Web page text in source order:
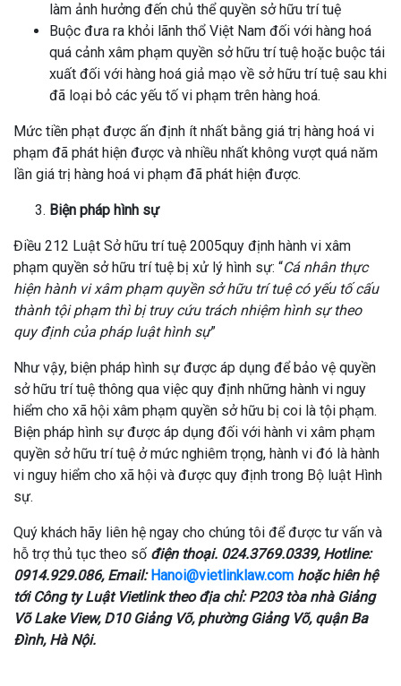
làm ảnh hưởng đến chủ thể quyền sở hữu trí tuệ
Buộc đưa ra khỏi lãnh thổ Việt Nam đối với hàng hoá
quá cảnh xâm phạm quyền sở hữu trí tuệ hoặc buộc tái
xuất đối với hàng hoá giả mạo về sở hữu trí tuệ sau khi
đã loại bỏ các yếu tố vi phạm trên hàng hoá.
Mức tiền phạt được ấn định ít nhất bằng giá trị hàng hoá vi
phạm đã phát hiện được và nhiều nhất không vượt quá năm
lần giá trị hàng hoá vi phạm đã phát hiện được.
Biện pháp hình sự
Điều 212 Luật Sở hữu trí tuệ 2005quy định hành vi xâm
phạm quyền sở hữu trí tuệ bị xử lý hình sự: “Cá nhân thực
hiện hành vi xâm phạm quyền sở hữu trí tuệ có yếu tố cấu
thành tội phạm thì bị truy cứu trách nhiệm hình sự theo
quy định của pháp luật hình sự”
Như vậy, biện pháp hình sự được áp dụng để bảo vệ quyền
sở hữu trí tuệ thông qua việc quy định những hành vi nguy
hiểm cho xã hội xâm phạm quyền sở hữu bị coi là tội phạm.
Biện pháp hình sự được áp dụng đối với hành vi xâm phạm
quyền sở hữu trí tuệ ở mức nghiêm trọng, hành vi đó là hành
vi nguy hiểm cho xã hội và được quy định trong Bộ luật Hình
sự.
Quý khách hãy liên hệ ngay cho chúng tôi để được tư vấn và
hỗ trợ thủ tục theo số điện thoại. 024.3769.0339, Hotline:
0914.929.086, Email:Hanoi@vietlinklaw.com hoặc hiên hệ
tới Công ty Luật Vietlink theo địa chỉ: P203 tòa nhà Giảng
Võ Lake View, D10 Giảng Võ, phường Giảng Võ, quận Ba
Đình, Hà Nội.